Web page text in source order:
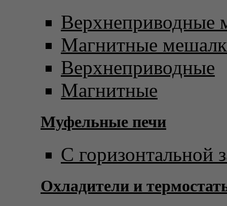
Верхнеприводные
Магнитные
Верхнеприводные
Магнитные
Муфельные печи
С горизонтальной
Охладители и